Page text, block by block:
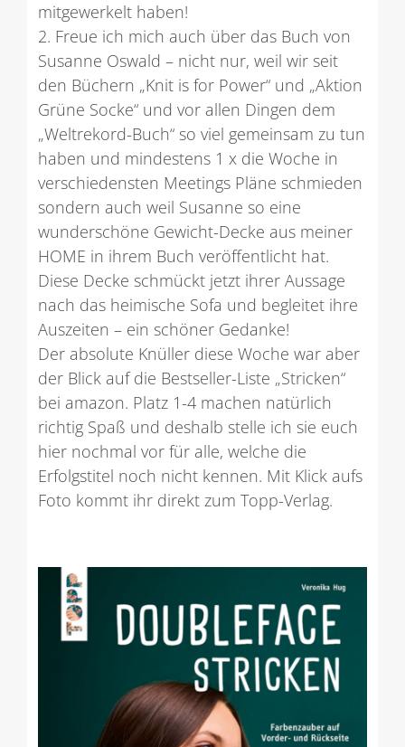
mitgewerkelt haben!
2. Freue ich mich auch über das Buch von
Susanne Oswald – nicht nur, weil wir seit
den Büchern „Knit is for Power“ und „Aktion
Grüne Socke“ und vor allen Dingen dem
„Weltrekord-Buch“ so viel gemeinsam zu tun
haben und mindestens 1 x die Woche in
verschiedensten Meetings Pläne schmieden
sondern auch weil Susanne so eine
wunderschöne Gewicht-Decke aus meiner
HOME in ihrem Buch veröffentlicht hat.
Diese Decke schmückt jetzt ihrer Aussage
nach das heimische Sofa und begleitet ihre
Auszeiten – ein schöner Gedanke!
Der absolute Knüller diese Woche war aber
der Blick auf die Bestseller-Liste „Stricken“
bei amazon. Platz 1-4 machen natürlich
richtig Spaß und deshalb stelle ich sie euch
hier nochmal vor für alle, welche die
Erfolgstitel noch nicht kennen. Mit Klick aufs
Foto kommt ihr direkt zum Topp-Verlag.